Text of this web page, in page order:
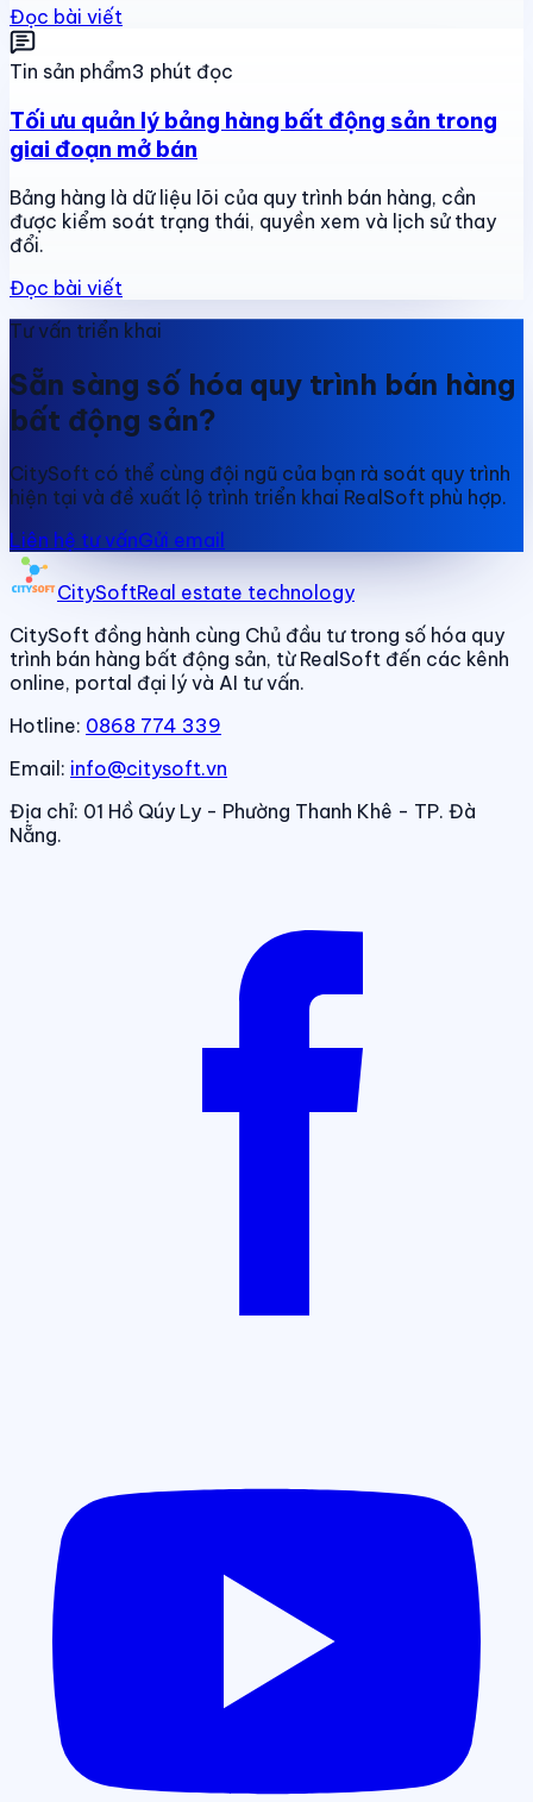
Đọc bài viết
Tin sản phẩm3 phút đọc
Tối ưu quản lý bảng hàng bất động sản trong
giai đoạn mở bán
Bảng hàng là dữ liệu lõi của quy trình bán hàng, cần
được kiểm soát trạng thái, quyền xem và lịch sử thay
đổi.
Đọc bài viết
Tư vấn triển khai
Sẵn sàng số hóa quy trình bán hàng
bất động sản?
CitySoft có thể cùng đội ngũ của bạn rà soát quy trình
hiện tại và đề xuất lộ trình triển khai RealSoft phù hợp.
Liên hệ tư vấnGửi email
CitySoftReal estate technology
CitySoft đồng hành cùng Chủ đầu tư trong số hóa quy
trình bán hàng bất động sản, từ RealSoft đến các kênh
online, portal đại lý và AI tư vấn.
Hotline: 0868 774 339
Email: info@citysoft.vn
Địa chỉ: 01 Hồ Qúy Ly - Phường Thanh Khê - TP. Đà
Nẵng.